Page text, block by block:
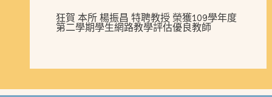
狂賀 本所 楊振昌 特聘教授 榮獲109學年度
第二學期學生網路教學評估優良教師